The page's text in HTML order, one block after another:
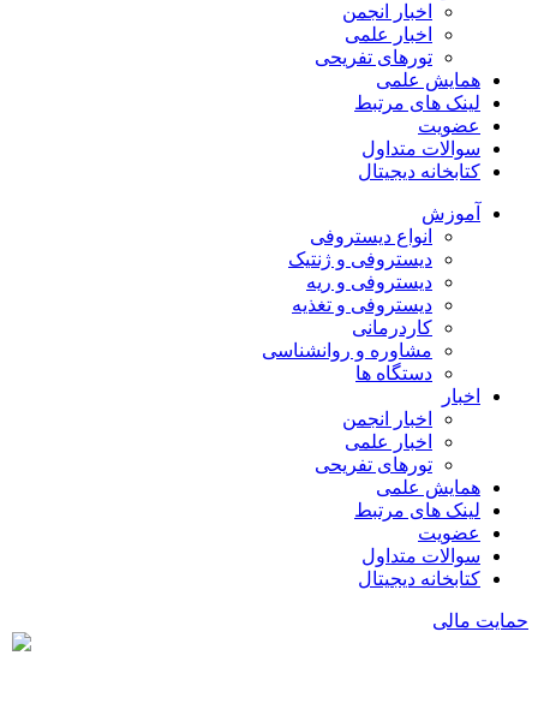
اخبار انجمن
اخبار علمی
تورهای تفریحی
همایش علمی
لینک های مرتبط
عضویت
سوالات متداول
کتابخانه دیجیتال
آموزش
انواع دیستروفی
دیستروفی و ژنتیک
دیستروفی و ریه
دیستروفی و تغذیه
کاردرمانی
مشاوره و روانشناسی
دستگاه ها
اخبار
اخبار انجمن
اخبار علمی
تورهای تفریحی
همایش علمی
لینک های مرتبط
عضویت
سوالات متداول
کتابخانه دیجیتال
حمایت مالی